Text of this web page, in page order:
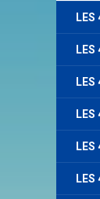
LES
LES
LES
LES
LES
LES